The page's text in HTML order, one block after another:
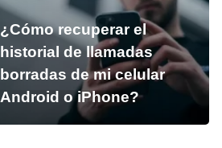
¿Cómo recuperar el
historial de llamadas
borradas de mi celular
Android o iPhone?